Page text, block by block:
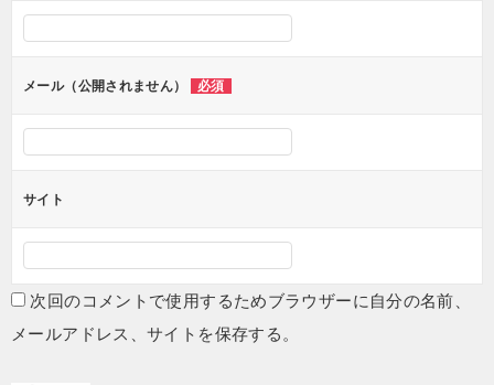
ョ
メール（公開されません） 必須
サイト
次回のコメントで使用するためブラウザーに自分の名前、
メールアドレス、サイトを保存する。